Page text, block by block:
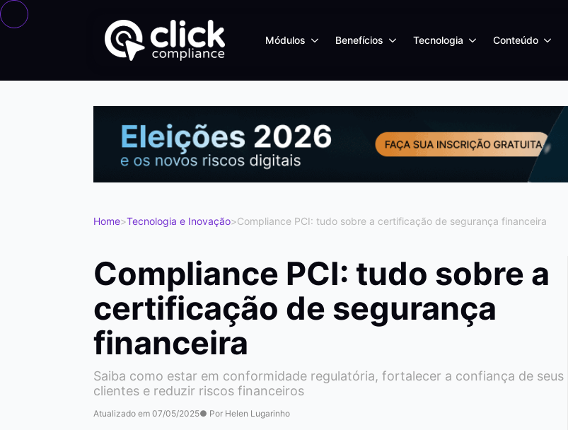
Módulos Benefícios Tecnologia Conteúdo
Home>Tecnologia e Inovação>Compliance PCI: tudo sobre a certificação de segurança financeira
Compliance PCI: tudo sobre a
certificação de segurança
financeira
Saiba como estar em conformidade regulatória, fortalecer a confiança de seus
clientes e reduzir riscos financeiros
Atualizado em 07/05/2025● Por Helen Lugarinho